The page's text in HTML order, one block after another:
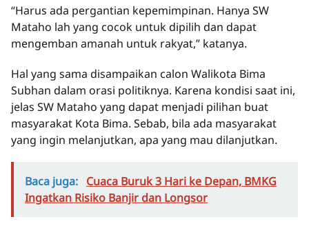
“Harus ada pergantian kepemimpinan. Hanya SW
Mataho lah yang cocok untuk dipilih dan dapat
mengemban amanah untuk rakyat,” katanya.
Hal yang sama disampaikan calon Walikota Bima
Subhan dalam orasi politiknya. Karena kondisi saat ini,
jelas SW Mataho yang dapat menjadi pilihan buat
masyarakat Kota Bima. Sebab, bila ada masyarakat
yang ingin melanjutkan, apa yang mau dilanjutkan.
Baca juga: Cuaca Buruk 3 Hari ke Depan, BMKG
Ingatkan Risiko Banjir dan Longsor